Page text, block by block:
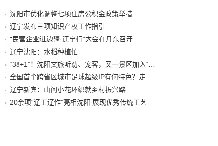
沈阳市优化调整七项住房公积金政策举措
辽宁发布三项知识产权工作指引
“民营企业进边疆·辽宁行”大会在丹东召开
辽宁沈阳：水稻种植忙
辽宁新宾：山间小花环织就乡村振兴路
20余项“辽工辽作”亮相沈阳 展现优秀传统工艺